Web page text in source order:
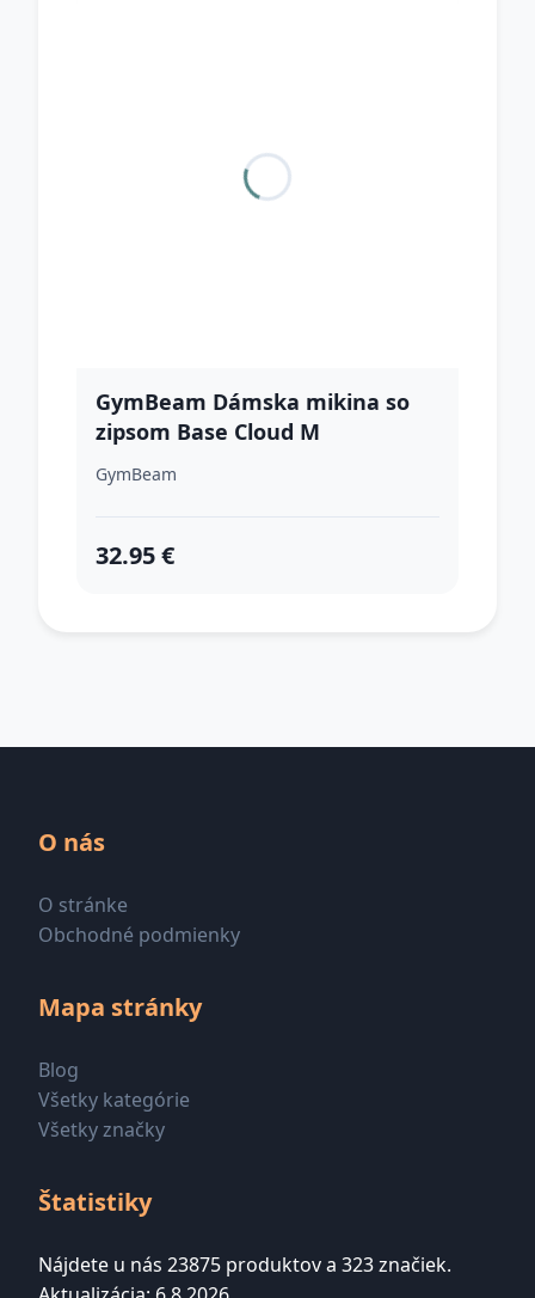
GymBeam Dámska mikina so
zipsom Base Cloud M
GymBeam
32.95 €
O nás
O stránke
Obchodné podmienky
Mapa stránky
Blog
Všetky kategórie
Všetky značky
Štatistiky
Nájdete u nás 23875 produktov a 323 značiek.